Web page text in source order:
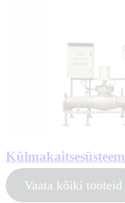
Külmakaitsesüsteem
Vaata kõiki tooteid